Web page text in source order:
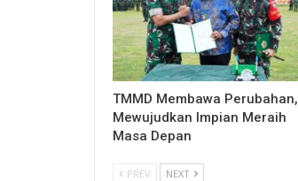
TMMD Membawa Perubahan,
Mewujudkan Impian Meraih
Masa Depan
PREV NEXT